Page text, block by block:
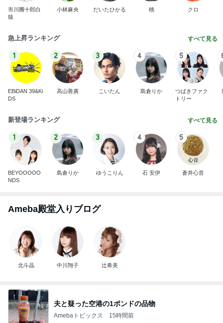
市川團十郎白
猿
小林麻央 だいたひかる 桃 クロ
急上昇ランキング すべて見る
1
EBiDAN 39&Ki
DS
2
高山善廣
3
こいたん
4
島倉りか
5
つばきファク
トリー
新登場ランキング すべて見る
1
BEYOOOOO
NDS
2
島倉りか
3
ゆうこりん
4
石 安伊
5
蒼井心音
Ameba殿堂入りブログ
北斗晶 中川翔子 辻希美
夫と疑った空港の1ポンドの品物
Amebaトピックス 15時間前